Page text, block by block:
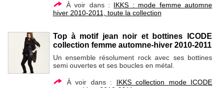
À voir dans : IKKS : mode femme automne
hiver 2010-2011, toute la collection
Top à motif jean noir et bottines ICODE
collection femme automne-hiver 2010-2011
Un ensemble résolument rock avec ses bottines
semi ouvertes et ses boucles en métal.
À voir dans : IKKS collection mode ICODE